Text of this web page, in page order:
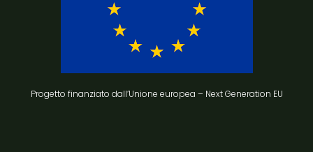
Progetto finanziato dall’Unione europea – Next Generation EU